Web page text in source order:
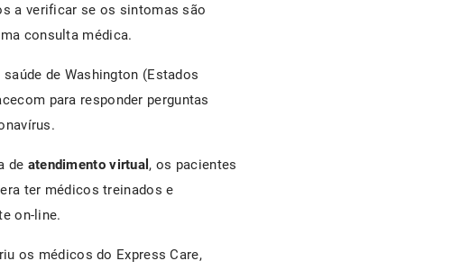
a verificar se os sintomas são
consulta médica.
de Washington (Estados
para responder perguntas
de atendimento virtual , os pacientes
ter médicos treinados e
on-line.
os médicos do Express Care,